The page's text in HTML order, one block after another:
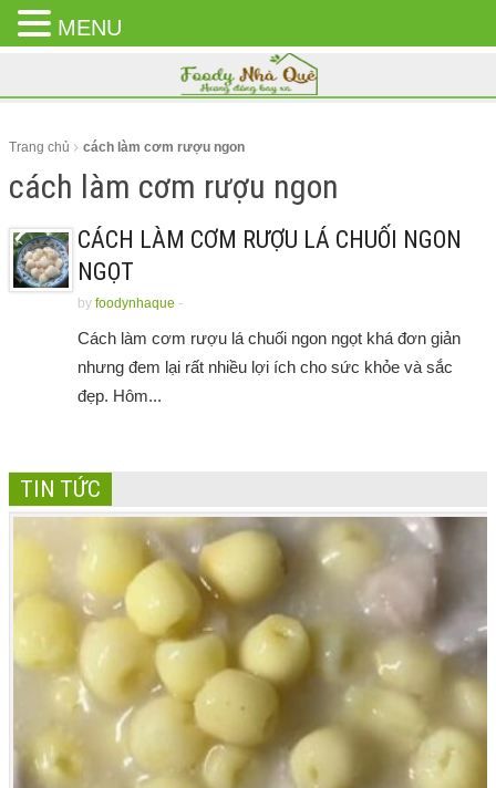
CLOSE
MENU
Trang chủ cách làm cơm rượu ngon
cách làm cơm rượu ngon
CÁCH LÀM CƠM RƯỢU LÁ CHUỐI NGON
NGỌT
by foodynhaque -
Cách làm cơm rượu lá chuối ngon ngọt khá đơn giản
nhưng đem lại rất nhiều lợi ích cho sức khỏe và sắc
đẹp. Hôm...
TIN TỨC
MENU